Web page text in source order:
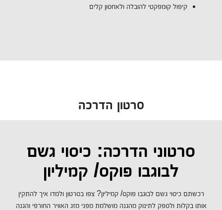
קיפול קומפקטי להובלה ולאחסון קלים
סרטון הדרכה
סרטוני הדרכה: כיסוי גשם
לבוגבו פוקס/ קמיליון
רכשתם כיסוי גשם לבוגבו פוקס/ קמיליון? צפו בסרטון ולמדו איך להתקין
אותו בקלות ולספק לתינוק מהגנה מושלמת מפני מזג האוויר החורפי והגנה